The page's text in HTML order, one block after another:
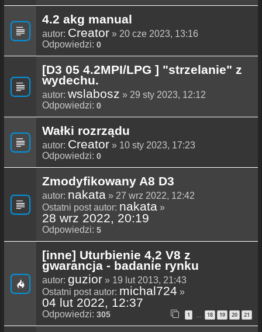
4.2 akg manual
autor: Creator » 20 cze 2023, 13:16
Odpowiedzi: 0
[D3 05 4.2MPI/LPG ] "strzelanie" z
wydechu.
autor: wslabosz » 29 sty 2023, 12:12
Odpowiedzi: 0
Wałki rozrządu
autor: Creator » 10 sty 2023, 17:23
Odpowiedzi: 0
Zmodyfikowany A8 D3
autor: nakata » 27 wrz 2022, 12:42
Ostatni post autor: nakata »
28 wrz 2022, 20:19
Odpowiedzi: 5
[inne] Uturbienie 4,2 V8 z
gwarancja - badanie rynku
autor: guzior » 19 lut 2013, 21:43
Ostatni post autor: michal724 »
04 lut 2022, 12:37
Odpowiedzi: 305 1 … 18 19 20 21